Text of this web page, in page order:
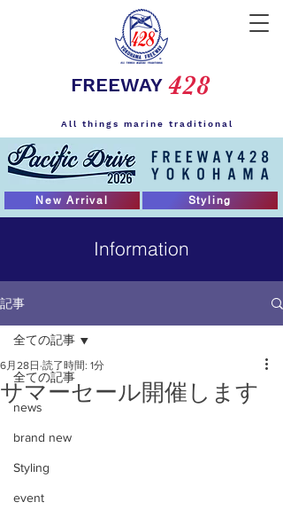
FREEWAY
All things marine traditional
428
New Arrival Styling
Information
記事
全ての記事
news
brand new
Styling
event
全ての記事
サマーセール開催します
6月28日 読了時間: 1分